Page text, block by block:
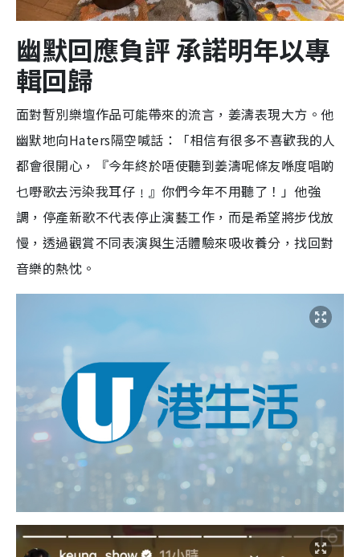
幽默回應負評 承諾明年以專
輯回歸
面對暫別樂壇作品可能帶來的流言，姜濤表現大方。他
幽默地向Haters隔空喊話：「相信有很多不喜歡我的人
都會很開心，『今年終於唔使聽到姜濤呢條友喺度唱啲
乜嘢歌去污染我耳仔﹗』你們今年不用聽了！」他強
調，停產新歌不代表停止演藝工作，而是希望將步伐放
慢，透過觀賞不同表演與生活體驗來吸收養分，找回對
音樂的熱忱。